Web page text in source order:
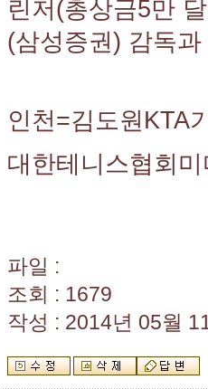
린저(총상금5만
(삼성증권) 감독
인천=김도원KTA
대한테니스협회
파일 :
조회 : 1679
작성 : 2014년 05월